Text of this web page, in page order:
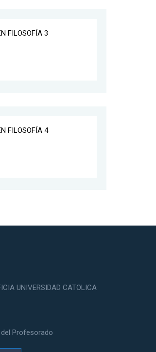
FILOSOFÍA 3
FILOSOFÍA 4
UNIVERSIDAD CATOLICA
Profesorado